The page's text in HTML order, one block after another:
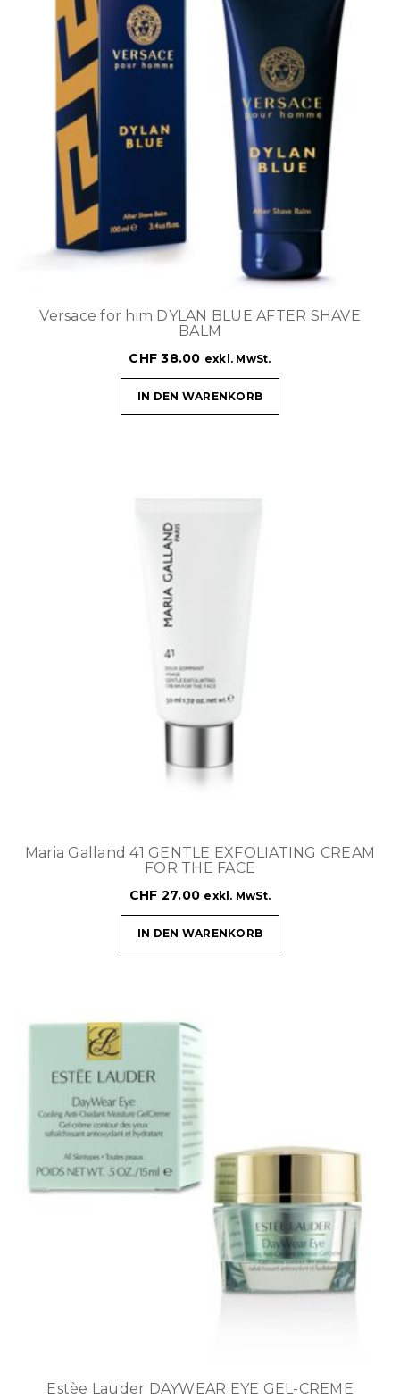
Versace for him DYLAN BLUE AFTER SHAVE
BALM
CHF 38.00 exkl. MwSt.
IN DEN WARENKORB
Maria Galland 41 GENTLE EXFOLIATING CREAM
FOR THE FACE
CHF 27.00 exkl. MwSt.
IN DEN WARENKORB
Estèe Lauder DAYWEAR EYE GEL-CREME